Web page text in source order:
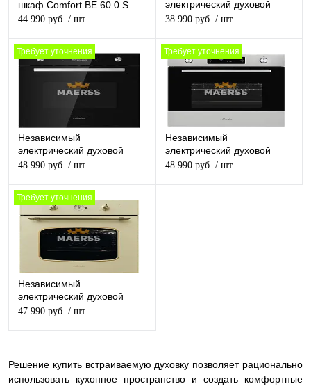
шкаф Comfort BE 60.0 S
44 990 руб. / шт
электрический духовой
шкаф Monsher MOE 6181 X
38 990 руб. / шт
Требует уточнения
Независимый
электрический духовой
шкаф Monsher MOE 6291 B
48 990 руб. / шт
Требует уточнения
Независимый
электрический духовой
шкаф Monsher MOE 6292 X
48 990 руб. / шт
Требует уточнения
Независимый
электрический духовой
шкаф Monsher MOER 6091
47 990 руб. / шт
Решение купить встраиваемую духовку позволяет рационально
использовать кухонное пространство и создать комфортные